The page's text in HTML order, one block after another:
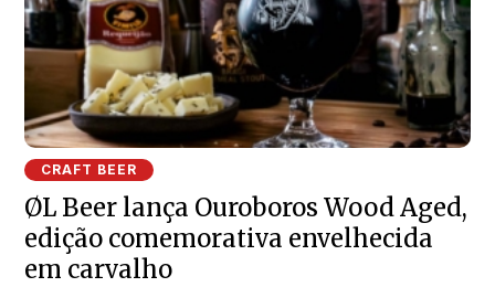
CRAFT BEER
ØL Beer lança Ouroboros Wood Aged,
edição comemorativa envelhecida
em carvalho